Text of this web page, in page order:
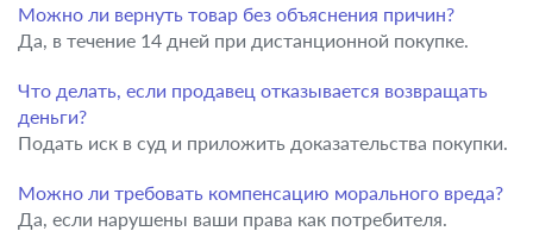
Можно ли вернуть товар без объяснения причин?
Да, в течение 14 дней при дистанционной покупке.
Что делать, если продавец отказывается возвращать
деньги?
Подать иск в суд и приложить доказательства покупки.
Можно ли требовать компенсацию морального вреда?
Да, если нарушены ваши права как потребителя.